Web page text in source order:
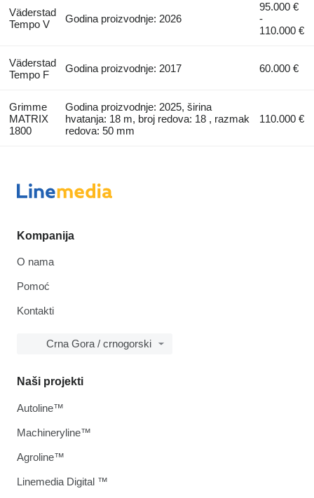
Väderstad
Tempo V
Godina proizvodnje: 2026
95.000 €
-
110.000 €
Väderstad
Tempo F
Godina proizvodnje: 2017 60.000 €
Grimme
MATRIX
1800
Godina proizvodnje: 2025, širina
hvatanja: 18 m, broj redova: 18 , razmak
redova: 50 mm
110.000 €
Kompanija
O nama
Pomoć
Kontakti
Crna Gora / crnogorski
Naši projekti
Autoline™
Machineryline™
Agroline™
Linemedia Digital ™